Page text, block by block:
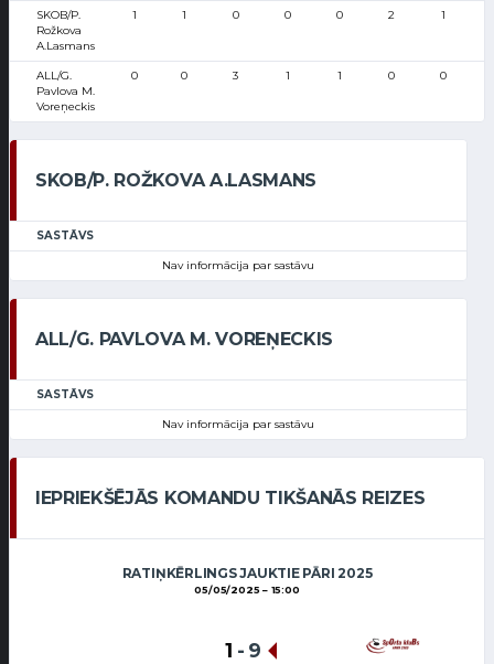
SKOB/P.
Rožkova
A.Lasmans
1 1 0 0 0 2 1
ALL/G.
Pavlova M.
Voreņeckis
0 0 3 1 1 0 0
SKOB/P. ROŽKOVA A.LASMANS
SASTĀVS
Nav informācija par sastāvu
ALL/G. PAVLOVA M. VOREŅECKIS
SASTĀVS
Nav informācija par sastāvu
IEPRIEKŠĒJĀS KOMANDU TIKŠANĀS REIZES
RATIŅKĒRLINGS JAUKTIE PĀRI 2025
05/05/2025 15:00
1 - 9